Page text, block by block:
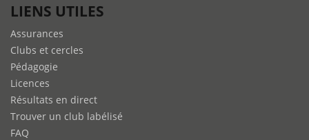
LIENS UTILES
Assurances
Clubs et cercles
Pédagogie
Licences
Résultats en direct
Trouver un club labélisé
FAQ